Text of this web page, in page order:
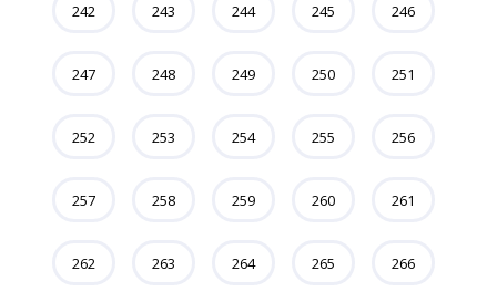
242 243 244 245 246
247 248 249 250 251
252 253 254 255 256
257 258 259 260 261
262 263 264 265 266